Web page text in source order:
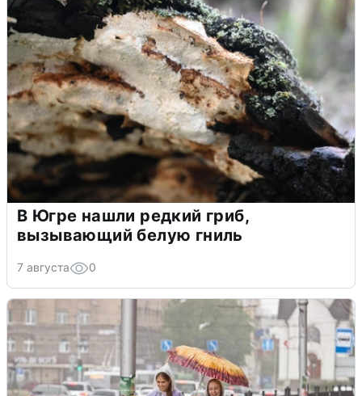
В Югре нашли редкий гриб,
вызывающий белую гниль
7 августа 0